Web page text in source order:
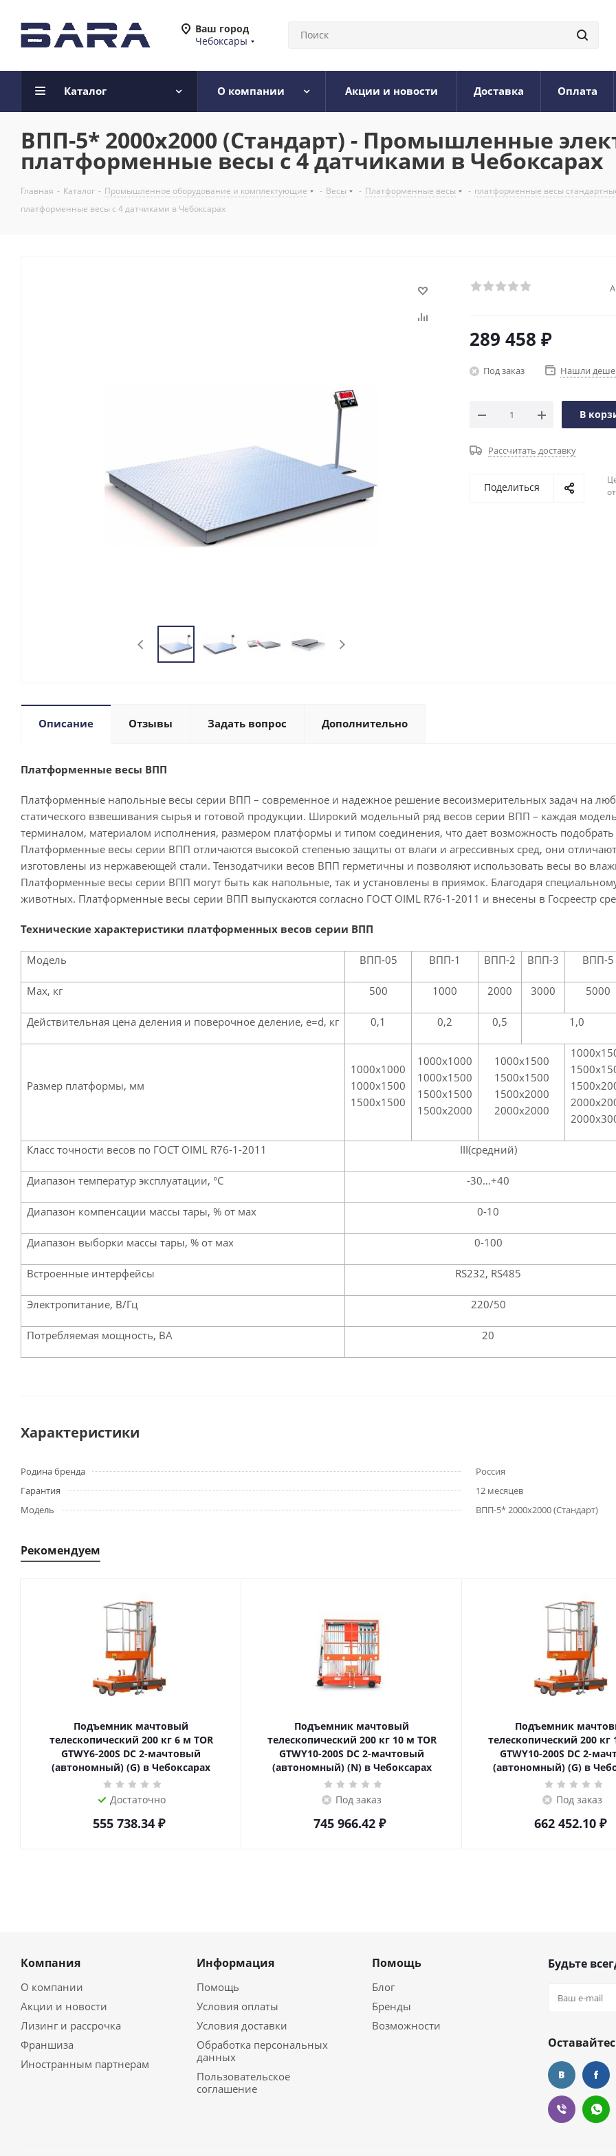
Ваш город
Чебоксары
Каталог О компании Акции и новости Доставка Оплата
ВПП-5* 2000х2000 (Стандарт) - Промышленные
платформенные весы с 4 датчиками в Чебоксарах
Главная - Каталог - Промышленное оборудование и комплектующие - Весы - Платформенные весы - платформенные весы
платформенные весы с 4 датчиками в Чебоксарах
289 458 ₽
Под заказ Нашли
В
Рассчитать доставку
Поделиться
Описание Отзывы Задать вопрос Дополнительно
Платформенные весы ВПП
Платформенные напольные весы серии ВПП – современное и надежное решение весоизмерительных задач на
статического взвешивания сырья и готовой продукции. Широкий модельный ряд весов серии ВПП – каждая
терминалом, материалом исполнения, размером платформы и типом соединения, что дает возможность
Платформенные весы серии ВПП отличаются высокой степенью защиты от влаги и агрессивных сред, они
изготовлены из нержавеющей стали. Тензодатчики весов ВПП герметичны и позволяют использовать весы во
Платформенные весы серии ВПП могут быть как напольные, так и установлены в приямок. Благодаря
животных. Платформенные весы серии ВПП выпускаются согласно ГОСТ OIML R76-1-2011 и внесены в Госреестр
Технические характеристики платформенных весов серии ВПП
Модель ВПП-05 ВПП-1 ВПП-2 ВПП-3 ВПП-5
Max, кг 500 1000 2000 3000 5000
Действительная цена деления и поверочное деление, e=d, кг 0,1 0,2 0,5 1,0
Размер платформы, мм
1000х1000
1000х1500
1500х1500
1000х1000
1000х1500
1500х1500
1500х2000
1000х1500
1500х1500
1500х2000
2000х2000
Класс точности весов по ГОСТ OIML R76-1-2011 III(средний)
Диапазон температур эксплуатации, °С -30…+40
Диапазон компенсации массы тары, % от мах 0-10
Диапазон выборки массы тары, % от мах 0-100
Встроенные интерфейсы RS232, RS485
Электропитание, В/Гц 220/50
Потребляемая мощность, ВА 20
Характеристики
Родина бренда
Россия
Гарантия
12 месяцев
Модель
ВПП-5* 2000х2000 (Стандарт)
Рекомендуем
Подъемник мачтовый
телескопический 200 кг 6 м TOR
GTWY6-200S DC 2-мачтовый
(автономный) (G) в Чебоксарах
Достаточно
555 738.34₽
Подъемник мачтовый
телескопический 200 кг 10 м TOR
GTWY10-200S DC 2-мачтовый
(автономный) (N) в Чебоксарах
Под заказ
745 966.42₽
Подъемник
телескопический 200 кг 10 м TOR
GTWY10-200S DC 2-
(автономный) (G) в
Под заказ
662 452.10₽
Компания
О компании
Акции и новости
Лизинг и рассрочка
Франшиза
Иностранным партнерам
Информация
Помощь
Условия оплаты
Условия доставки
Обработка персональных
данных
Пользовательское
соглашение
Помощь
Блог
Бренды
Возможности
Будьте